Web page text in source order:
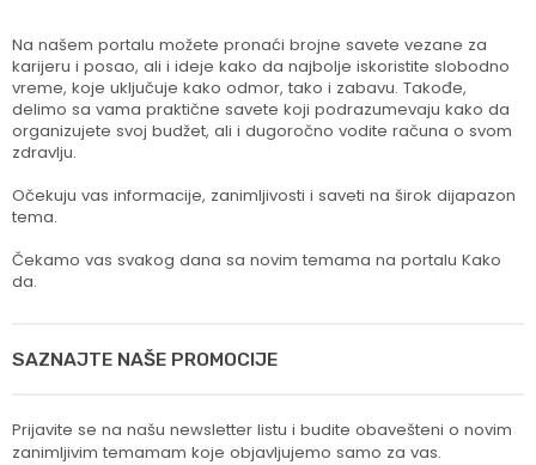
Na našem portalu možete pronaći brojne savete vezane za
karijeru i posao, ali i ideje kako da najbolje iskoristite slobodno
vreme, koje uključuje kako odmor, tako i zabavu. Takođe,
delimo sa vama praktične savete koji podrazumevaju kako da
organizujete svoj budžet, ali i dugoročno vodite računa o svom
zdravlju.
Očekuju vas informacije, zanimljivosti i saveti na širok dijapazon
tema.
Čekamo vas svakog dana sa novim temama na portalu Kako
da.
SAZNAJTE NAŠE PROMOCIJE
Prijavite se na našu newsletter listu i budite obavešteni o novim
zanimljivim temamam koje objavljujemo samo za vas.